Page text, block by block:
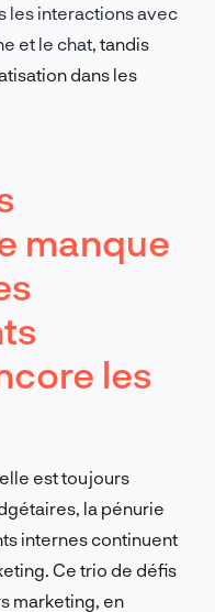
les interactions avec
et le chat , tandis
dans les
manque
les
est toujours
la pénurie
internes continuent
Ce trio de défis
marketing, en